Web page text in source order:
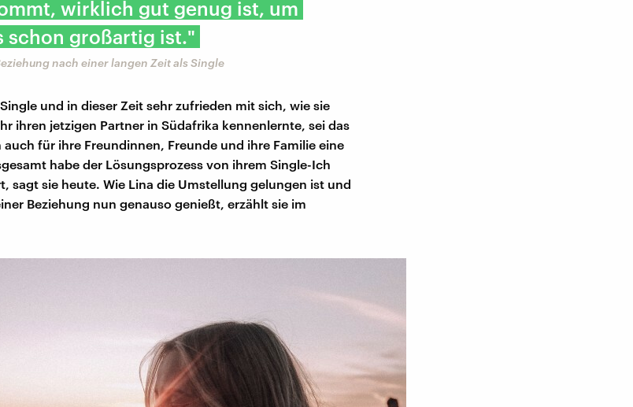
wirklich gut genug ist, um
schon großartig ist."
nach einer langen Zeit als Single
Single und in dieser Zeit sehr zufrieden mit sich, wie sie
ihren jetzigen Partner in Südafrika kennenlernte, sei das
für ihre Freundinnen, Freunde und ihre Familie eine
habe der Lösungsprozess von ihrem Single-Ich
sagt sie heute. Wie Lina die Umstellung gelungen ist und
Beziehung nun genauso genießt, erzählt sie im